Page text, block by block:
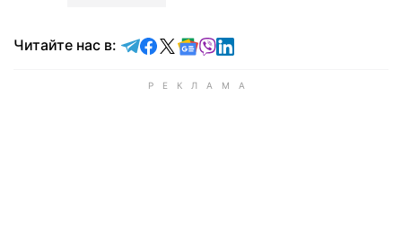
Читайте нас в: Читайте в Telegram
Читайте в Facebook
Читайте в X
Читайте в Google news
Читайте в Viber
Читайте в LinkedIn